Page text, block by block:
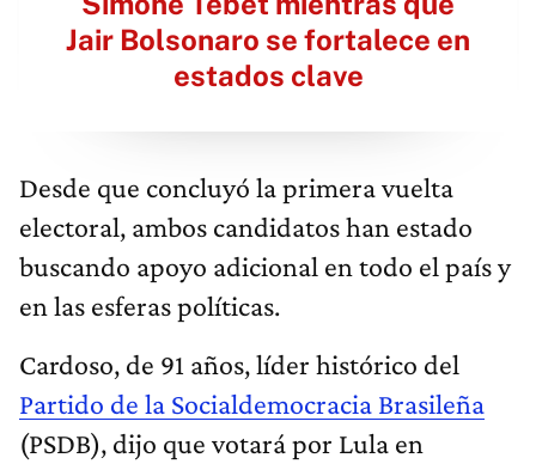
Jair Bolsonaro se fortalece en
estados clave
Desde que concluyó la primera vuelta
electoral, ambos candidatos han estado
buscando apoyo adicional en todo el país y
en las esferas políticas.
Cardoso, de 91 años, líder histórico del
Partido de la Socialdemocracia Brasileña
(PSDB), dijo que votará por Lula en